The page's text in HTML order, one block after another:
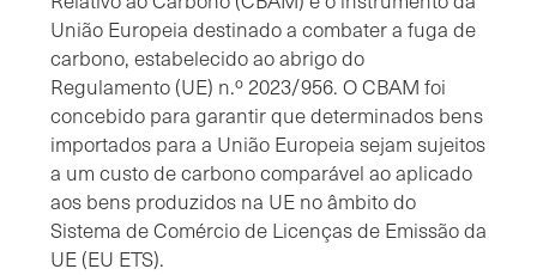
União Europeia destinado a combater a fuga de
carbono, estabelecido ao abrigo do
Regulamento (UE) n.º 2023/956. O CBAM foi
concebido para garantir que determinados bens
importados para a União Europeia sejam sujeitos
a um custo de carbono comparável ao aplicado
aos bens produzidos na UE no âmbito do
Sistema de Comércio de Licenças de Emissão da
UE (EU ETS).